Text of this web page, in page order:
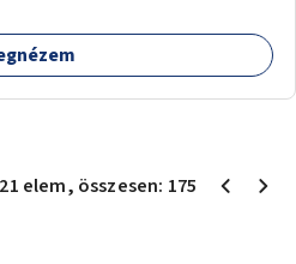
21 elem, összesen: 175